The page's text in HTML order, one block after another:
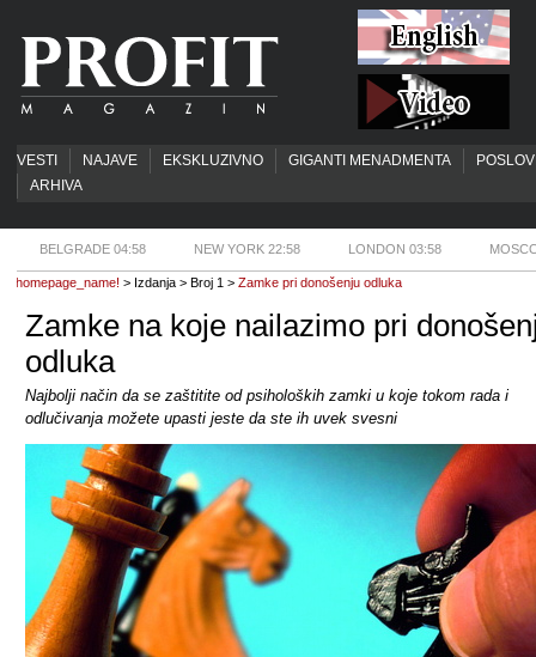
VESTI NAJAVE EKSKLUZIVNO GIGANTI MENADMENTA
ARHIVA
BELGRADE 04:58 NEW YORK 22:58 LONDON 03:58
homepage_name! > Izdanja > Broj 1 > Zamke pri donošenju odluka
Zamke na koje nailazimo pri
odluka
Najbolji način da se zaštitite od psiholoških zamki u koje tokom rada i
odlučivanja možete upasti jeste da ste ih uvek svesni